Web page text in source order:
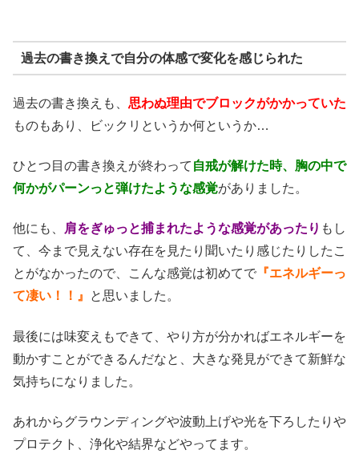
過去の書き換えで自分の体感で変化を感じられた
過去の書き換えも、 思わぬ理由でブロックがかかっていた
ものもあり、ビックリというか何というか…
ひとつ目の書き換えが終わって 自戒が解けた時、胸の中で
何かがパーンっと弾けたような感覚がありました。
他にも、 肩をぎゅっと捕まれたような感覚があったり もし
て、今まで見えない存在を見たり聞いたり感じたりしたこ
とがなかったので、こんな感覚は初めてで 『エネルギーっ
て凄い！！』
と思いました。
最後には味変えもできて、やり方が分かればエネルギーを
動かすことができるんだなと、大きな発見ができて新鮮な
気持ちになりました。
あれからグラウンディングや波動上げや光を下ろしたりや
プロテクト、浄化や結界などやってます。